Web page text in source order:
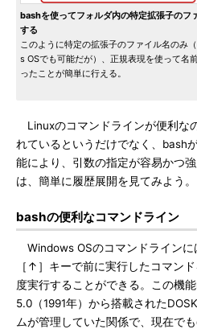
bashを使ってフォルダ内の特定拡張子のフ
する
このように特定の拡張子のファイル名のみ
s OSでも可能だが）、正規表現を使って名
ったことが簡単に行える。
Linuxのコマンドラインが便利な
れているというだけでなく、bash
能により、引数の指定が容易かつ
は、簡単に履歴展開を見てみよう。
bashの便利なコマンドライン
Windows OSのコマンドラインに
［↑］キーで前に実行したコマン
度実行することができる。この機
5.0（1991年）から搭載された
ムが管理していた関係で、現在で